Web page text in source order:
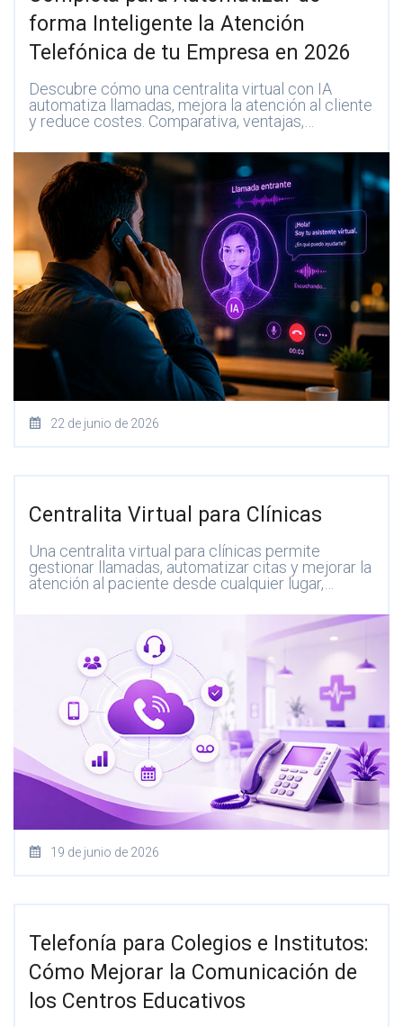
forma Inteligente la Atención
Telefónica de tu Empresa en 2026
Descubre cómo una centralita virtual con IA
automatiza llamadas, mejora la atención al cliente
y reduce costes. Comparativa, ventajas,…
22 de junio de 2026
Centralita Virtual para Clínicas
Una centralita virtual para clínicas permite
gestionar llamadas, automatizar citas y mejorar la
atención al paciente desde cualquier lugar,…
19 de junio de 2026
Telefonía para Colegios e Institutos:
Cómo Mejorar la Comunicación de
los Centros Educativos